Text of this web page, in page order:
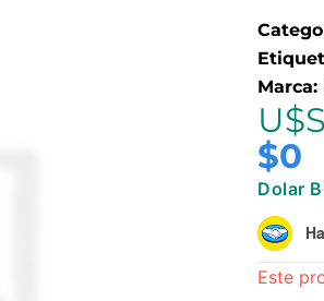
Marca:
$0
Dolar
Este